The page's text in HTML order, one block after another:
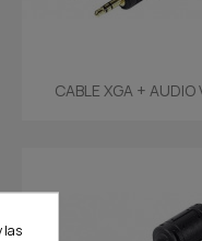
Vista
CABLE XGA + AUDIO
las